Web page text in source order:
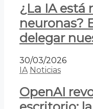
¿La IA está
neuronas?
delegar
30/03/2026
IA Noticias
OpenAI